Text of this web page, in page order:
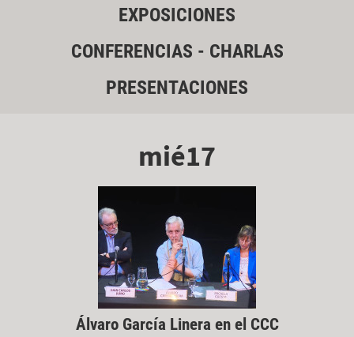
EXPOSICIONES
CONFERENCIAS - CHARLAS
PRESENTACIONES
mié17
Álvaro García Linera en el CCC